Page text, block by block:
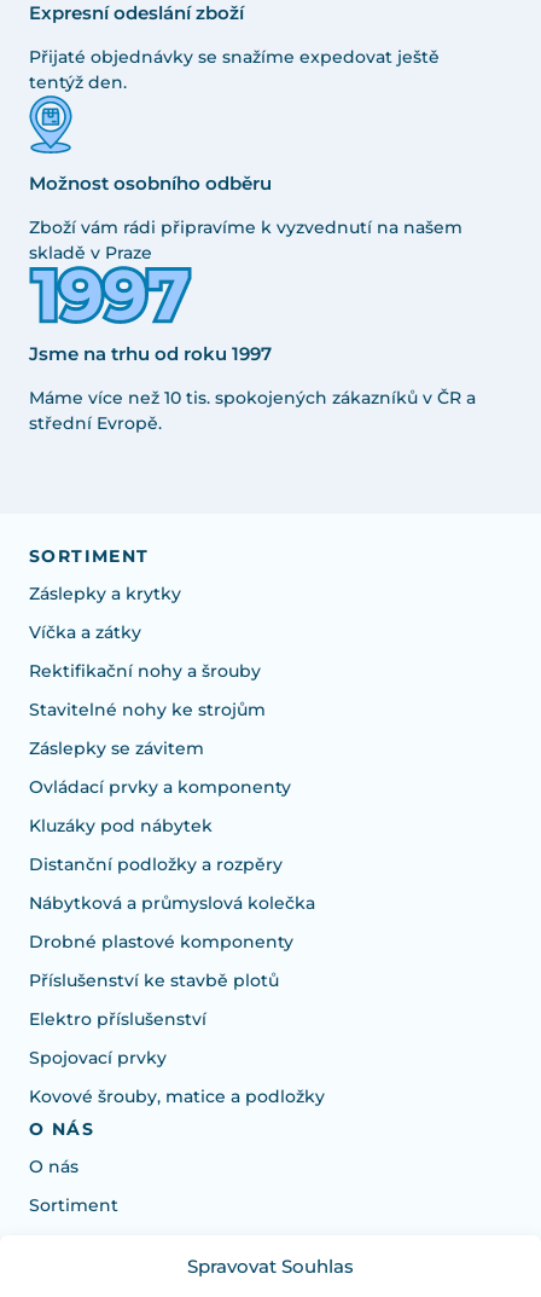
Spravovat Souhlas
Expresní odeslání zboží
Přijaté objednávky se snažíme expedovat ještě
tentýž den.
Možnost osobního odběru
Zboží vám rádi připravíme k vyzvednutí na našem
skladě v Praze
Jsme na trhu od roku 1997
Máme více než 10 tis. spokojených zákazníků v ČR a
střední Evropě.
SORTIMENT
Záslepky a krytky
Víčka a zátky
Rektifikační nohy a šrouby
Stavitelné nohy ke strojům
Záslepky se závitem
Ovládací prvky a komponenty
Kluzáky pod nábytek
Distanční podložky a rozpěry
Nábytková a průmyslová kolečka
Drobné plastové komponenty
Příslušenství ke stavbě plotů
Elektro příslušenství
Spojovací prvky
Kovové šrouby, matice a podložky
O NÁS
O nás
Sortiment
Potřebujete poradit s výběrem?